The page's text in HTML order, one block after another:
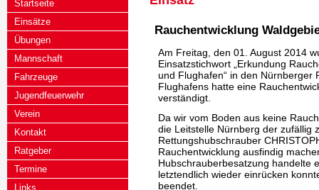
Startseite
Einsätze
Übungen
Mannschaft
Fahrzeuge
Jugendfeuerwehr
Verein
Kontakt
Ratgeber
Termine
Links
Rauchentwicklung
Am Freitag, den 01. August 2014
Einsatzstichwort „Erkundung
und Flughafen“ in den Nürnberger
Flughafens hatte eine
verständigt.
Da wir vom Boden aus keine
die Leitstelle Nürnberg der zufällig
Rettungshubschrauber
Rauchentwicklung ausfindig
Hubschrauberbesatzung handelte
letztendlich wieder einrücken
beendet.